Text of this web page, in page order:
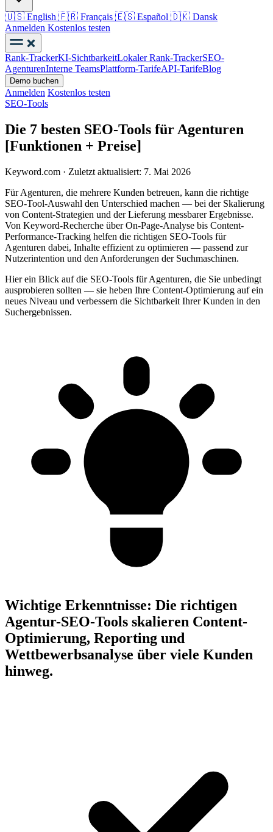
🇺🇸 English 🇫🇷 Français 🇪🇸 Español 🇩🇰 Dansk
Anmelden Kostenlos testen
Rank-TrackerKI-SichtbarkeitLokaler Rank-TrackerSEO-
AgenturenInterne TeamsPlattform-TarifeAPI-TarifeBlog
Demo buchen
Anmelden Kostenlos testen
SEO-Tools
Die 7 besten SEO-Tools für Agenturen
[Funktionen + Preise]
Keyword.com · Zuletzt aktualisiert: 7. Mai 2026
Für Agenturen, die mehrere Kunden betreuen, kann die richtige
SEO-Tool-Auswahl den Unterschied machen — bei der Skalierung
von Content-Strategien und der Lieferung messbarer Ergebnisse.
Von Keyword-Recherche über On-Page-Analyse bis Content-
Performance-Tracking helfen die richtigen SEO-Tools für
Agenturen dabei, Inhalte effizient zu optimieren — passend zur
Nutzerintention und den Anforderungen der Suchmaschinen.
Hier ein Blick auf die SEO-Tools für Agenturen, die Sie unbedingt
ausprobieren sollten — sie heben Ihre Content-Optimierung auf ein
neues Niveau und verbessern die Sichtbarkeit Ihrer Kunden in den
Suchergebnissen.
Wichtige Erkenntnisse: Die richtigen
Agentur-SEO-Tools skalieren Content-
Optimierung, Reporting und
Wettbewerbsanalyse über viele Kunden
hinweg.